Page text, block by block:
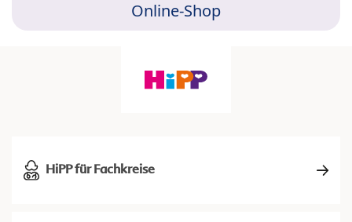
Online-Shop
HiPP für Fachkreise